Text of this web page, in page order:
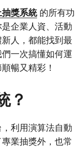
獎系統的所有功
企業人資、活動
人，都能找到最
一次搞懂如何運
暢又精彩！
？
利用演算法自動
業抽獎外，也常